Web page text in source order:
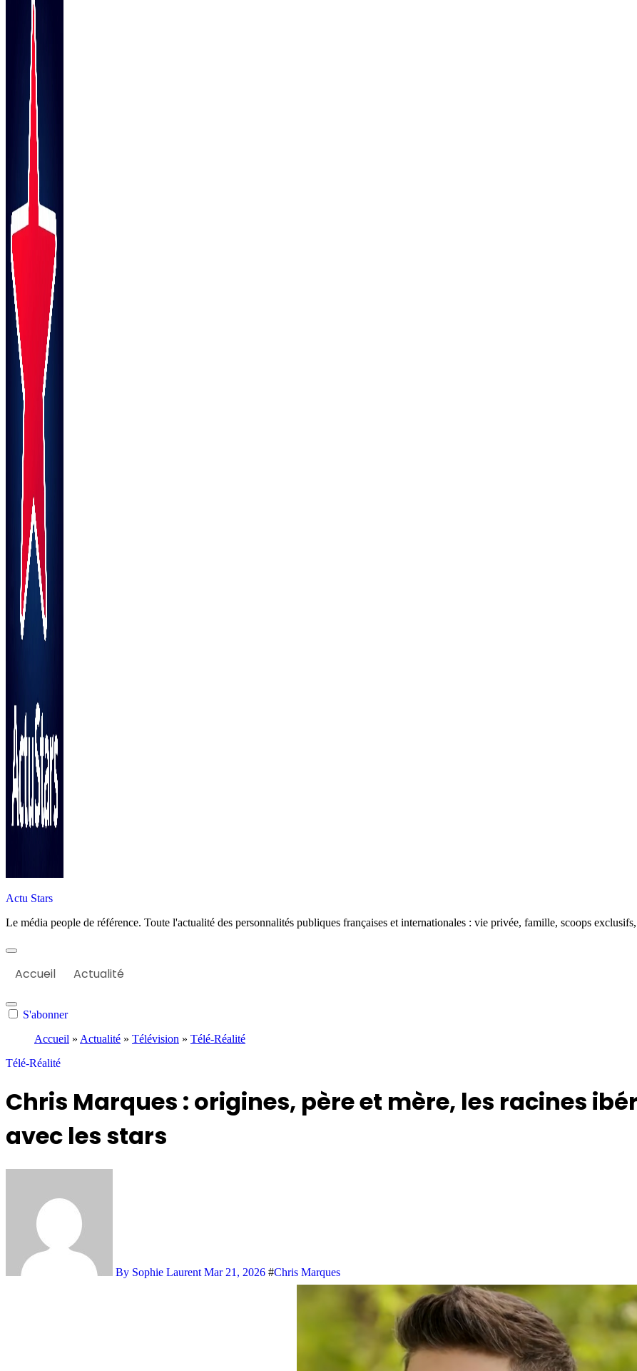
Actu Stars
Le média people de référence. Toute l'actualité des personnalités publiques françaises et internationales : vie privée, famille, scoops
Accueil Actualité
S'abonner
Accueil » Actualité » Télévision » Télé-Réalité
Télé-Réalité
Chris Marques : origines, père et mère, les racines
avec les stars
By Sophie Laurent Mar 21, 2026 #Chris Marques